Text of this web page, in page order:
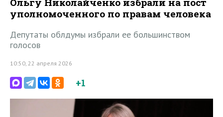
уполномоченного по правам человека
Депутаты облдумы избрали ее большинством
голосов
10:50, 22 апреля 2026
+1